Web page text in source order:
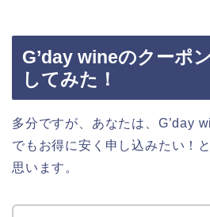
G’day wineのクーポ
してみた！
多分ですが、あなたは、G’day
でもお得に安く申し込みたい！
思います。